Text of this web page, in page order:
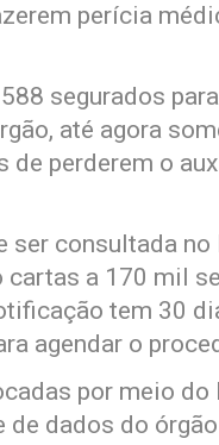
perícia
segurados
até agora
de perderem o
ser consultada
cartas a 170 mil
tem 30
agendar o
por meio
dados do